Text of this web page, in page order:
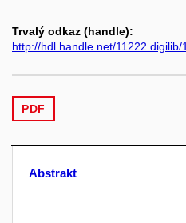
Trvalý odkaz (handle):
http://hdl.handle.net/11222.digilib/
PDF
Abstrakt